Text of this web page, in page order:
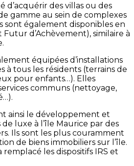
d’acquérir des villas ou des
gamme au sein de complexes
sont également disponibles en
Futur d’Achèvement), similaire à
équipées d’installations
à tous les résidents (terrains de
pour enfants…). Elles
communs (nettoyage,
ainsi le développement et
de luxe à l’île Maurice par des
Ils sont les plus couramment
de biens immobiliers sur l’île.
remplacé les dispositifs IRS et